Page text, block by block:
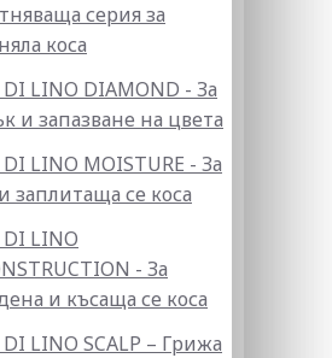
серия за
коса
DI LINO DIAMOND - За
и запазване на цвета
LINO MOISTURE - За
заплитаща се коса
DI LINO
- За
и късаща се коса
LINO SCALP – Грижа